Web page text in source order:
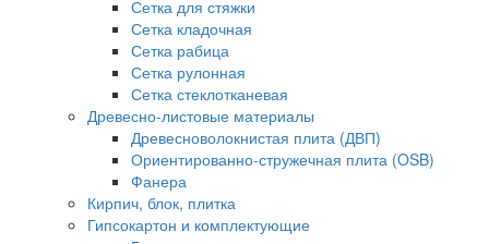
Сетка для стяжки
Сетка кладочная
Сетка рабица
Сетка рулонная
Сетка стеклотканевая
Древесно-листовые материалы
Древесноволокнистая плита (ДВП)
Ориентированно-стружечная плита (OSB)
Фанера
Кирпич, блок, плитка
Гипсокартон и комплектующие